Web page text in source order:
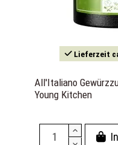
Lieferzeit
All'Italiano
Young Kitchen